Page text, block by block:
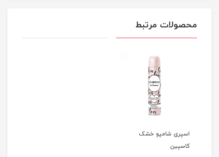
محصولات مرتبط
اسپری شامپو خشک
کاسپین